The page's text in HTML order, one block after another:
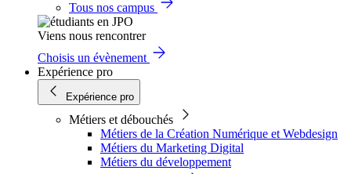
Tous nos campus
Viens nous rencontrer
Choisis un évènement
Expérience pro
Expérience pro
Métiers et débouchés
Métiers de la Création Numérique et Webdesign
Métiers du Marketing Digital
Métiers du développement